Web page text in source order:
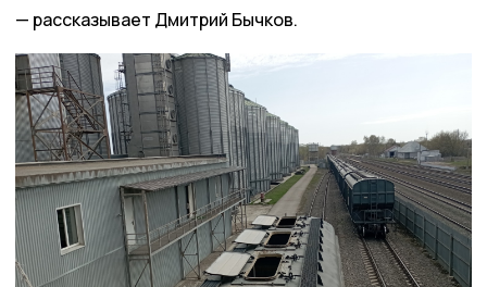
рассказывает Дмитрий Бычков.